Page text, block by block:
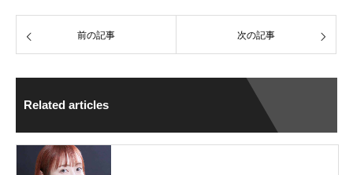
前の記事 次の記事
Related articles